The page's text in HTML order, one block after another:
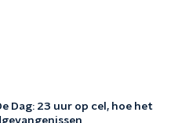
Dag: 23 uur op cel, hoe het